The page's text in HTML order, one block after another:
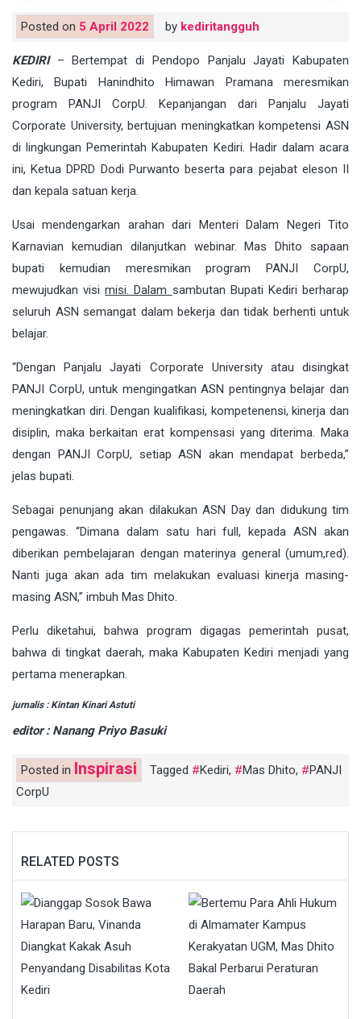
Posted on 5 April 2022 by kediritangguh
KEDIRI– Bertempat di Pendopo Panjalu Jayati Kabupaten
Kediri, Bupati Hanindhito Himawan Pramana meresmikan
program PANJI CorpU. Kepanjangan dari Panjalu Jayati
Corporate University, bertujuan meningkatkan kompetensi ASN
di lingkungan Pemerintah Kabupaten Kediri. Hadir dalam acara
ini, Ketua DPRD Dodi Purwanto beserta para pejabat eleson II
dan kepala satuan kerja.
Usai mendengarkan arahan dari Menteri Dalam Negeri Tito
Karnavian kemudian dilanjutkan webinar. Mas Dhito sapaan
bupati kemudian meresmikan program PANJI CorpU,
mewujudkan visimisi. Dalam sambutan Bupati Kediri berharap
seluruh ASN semangat dalam bekerja dan tidak berhenti untuk
belajar.
“Dengan Panjalu Jayati Corporate University atau disingkat
PANJI CorpU, untuk mengingatkan ASN pentingnya belajar dan
meningkatkan diri. Dengan kualifikasi, kompetenensi, kinerja dan
disiplin, maka berkaitan erat kompensasi yang diterima. Maka
dengan PANJI CorpU, setiap ASN akan mendapat berbeda,”
jelas bupati.
Sebagai penunjang akan dilakukan ASN Day dan didukung tim
pengawas. “Dimana dalam satu hari full, kepada ASN akan
diberikan pembelajaran dengan materinya general (umum,red).
Nanti juga akan ada tim melakukan evaluasi kinerja masing-
masing ASN,” imbuh Mas Dhito.
Perlu diketahui, bahwa program digagas pemerintah pusat,
bahwa di tingkat daerah, maka Kabupaten Kediri menjadi yang
pertama menerapkan.
jurnalis : Kintan Kinari Astuti
editor : Nanang Priyo Basuki
Posted in Inspirasi Tagged Kediri, Mas Dhito,
PANJI
CorpU
RELATED POSTS